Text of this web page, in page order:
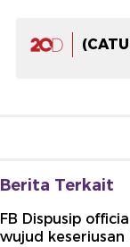
Berita Terkait
FB Dispusip
wujud